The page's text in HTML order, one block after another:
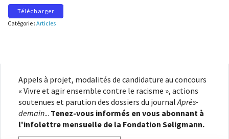
Télécharger
Catégorie : Articles
Appels à projet, modalités de candidature au concours
« Vivre et agir ensemble contre le racisme », actions
soutenues et parution des dossiers du journal Après-
demain... Tenez-vous informés en vous abonnant à
l'infolettre mensuelle de la Fondation Seligmann.